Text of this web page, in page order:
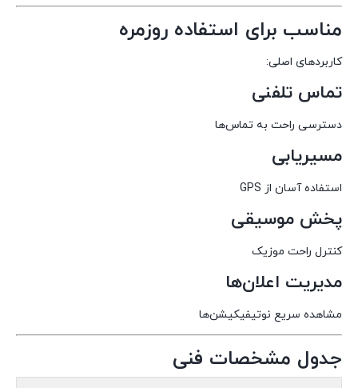
مناسب برای استفاده روزمره
کاربردهای اصلی:
تماس تلفنی
دسترسی راحت به تماس‌ها
مسیریابی
استفاده آسان از GPS
پخش موسیقی
کنترل راحت موزیک
مدیریت اعلان‌ها
مشاهده سریع نوتیفیکیشن‌ها
جدول مشخصات فنی